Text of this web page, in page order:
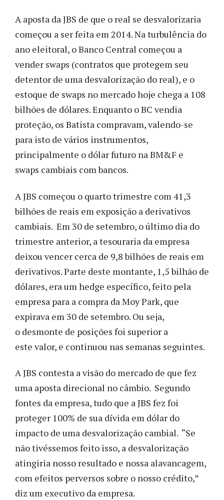
A aposta da JBS de que o real se desvalorizaria
começou a ser feita em 2014. Na turbulência do
ano eleitoral, o Banco Central começou a
vender swaps (contratos que protegem seu
detentor de uma desvalorização do real), e o
estoque de swaps no mercado hoje chega a 108
bilhões de dólares. Enquanto o BC vendia
proteção, os Batista compravam, valendo-se
para isto de vários instrumentos,
principalmente o dólar futuro na BM&F e
swaps cambiais com bancos.
A JBS começou o quarto trimestre com 41,3
bilhões de reais em exposição a derivativos
cambiais. Em 30 de setembro, o último dia do
trimestre anterior, a tesouraria da empresa
deixou vencer cerca de 9,8 bilhões de reais em
derivativos. Parte deste montante, 1,5 bilhão de
dólares, era um hedge específico, feito pela
empresa para a compra da Moy Park, que
expirava em 30 de setembro. Ou seja,
o desmonte de posições foi superior a
este valor, e continuou nas semanas seguintes.
A JBS contesta a visão do mercado de que fez
uma aposta direcional no câmbio. Segundo
fontes da empresa, tudo que a JBS fez foi
proteger 100% de sua dívida em dólar do
impacto de uma desvalorização cambial. “Se
não tivéssemos feito isso, a desvalorização
atingiria nosso resultado e nossa alavancagem,
com efeitos perversos sobre o nosso crédito,”
diz um executivo da empresa.